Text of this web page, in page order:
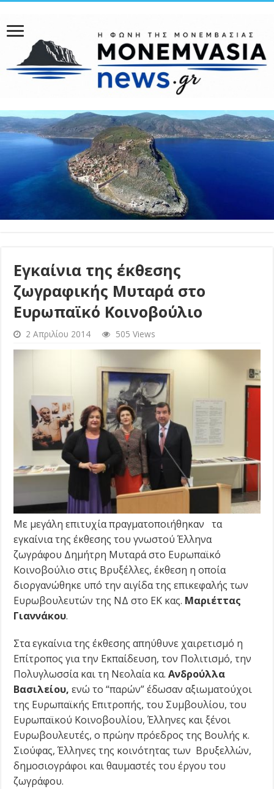
Εγκαίνια της έκθεσης
ζωγραφικής Μυταρά στο
Ευρωπαϊκό Κοινοβούλιο
2 Απριλίου 2014 505 Views
Με μεγάλη επιτυχία πραγματοποιήθηκαν τα
εγκαίνια της έκθεσης του γνωστού Έλληνα
ζωγράφου Δημήτρη Μυταρά στο Ευρωπαϊκό
Κοινοβούλιο στις Βρυξέλλες, έκθεση η οποία
διοργανώθηκε υπό την αιγίδα της επικεφαλής των
Ευρωβουλευτών της ΝΔ στο ΕΚ κας. Μαριέττας
Γιαννάκου.
Στα εγκαίνια της έκθεσης απηύθυνε χαιρετισμό η
Επίτροπος για την Εκπαίδευση, τον Πολιτισμό, την
Πολυγλωσσία και τη Νεολαία κα.Ανδρούλλα
Βασιλείου, ενώ το “παρών” έδωσαν αξιωματούχοι
της Ευρωπαϊκής Επιτροπής, του Συμβουλίου, του
Ευρωπαϊκού Κοινοβουλίου, Έλληνες και ξένοι
Ευρωβουλευτές, ο πρώην πρόεδρος της Βουλής κ.
Σιούφας, Έλληνες της κοινότητας των Βρυξελλών,
δημοσιογράφοι και θαυμαστές του έργου του
ζωγράφου.